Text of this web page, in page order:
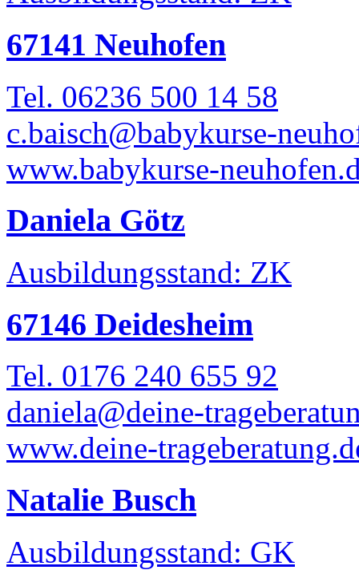
67141 Neuhofen
Tel. 06236 500 14 58
c.baisch@babykurse-
www.babykurse-
Daniela Götz
Ausbildungsstand: ZK
67146 Deidesheim
Tel. 0176 240 655 92
daniela@deine-
www.deine-
Natalie Busch
Ausbildungsstand: GK